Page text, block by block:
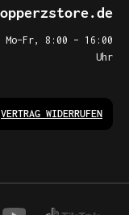
8:00 – 16:00
Uhr
VERTRAG WIDERRUFEN